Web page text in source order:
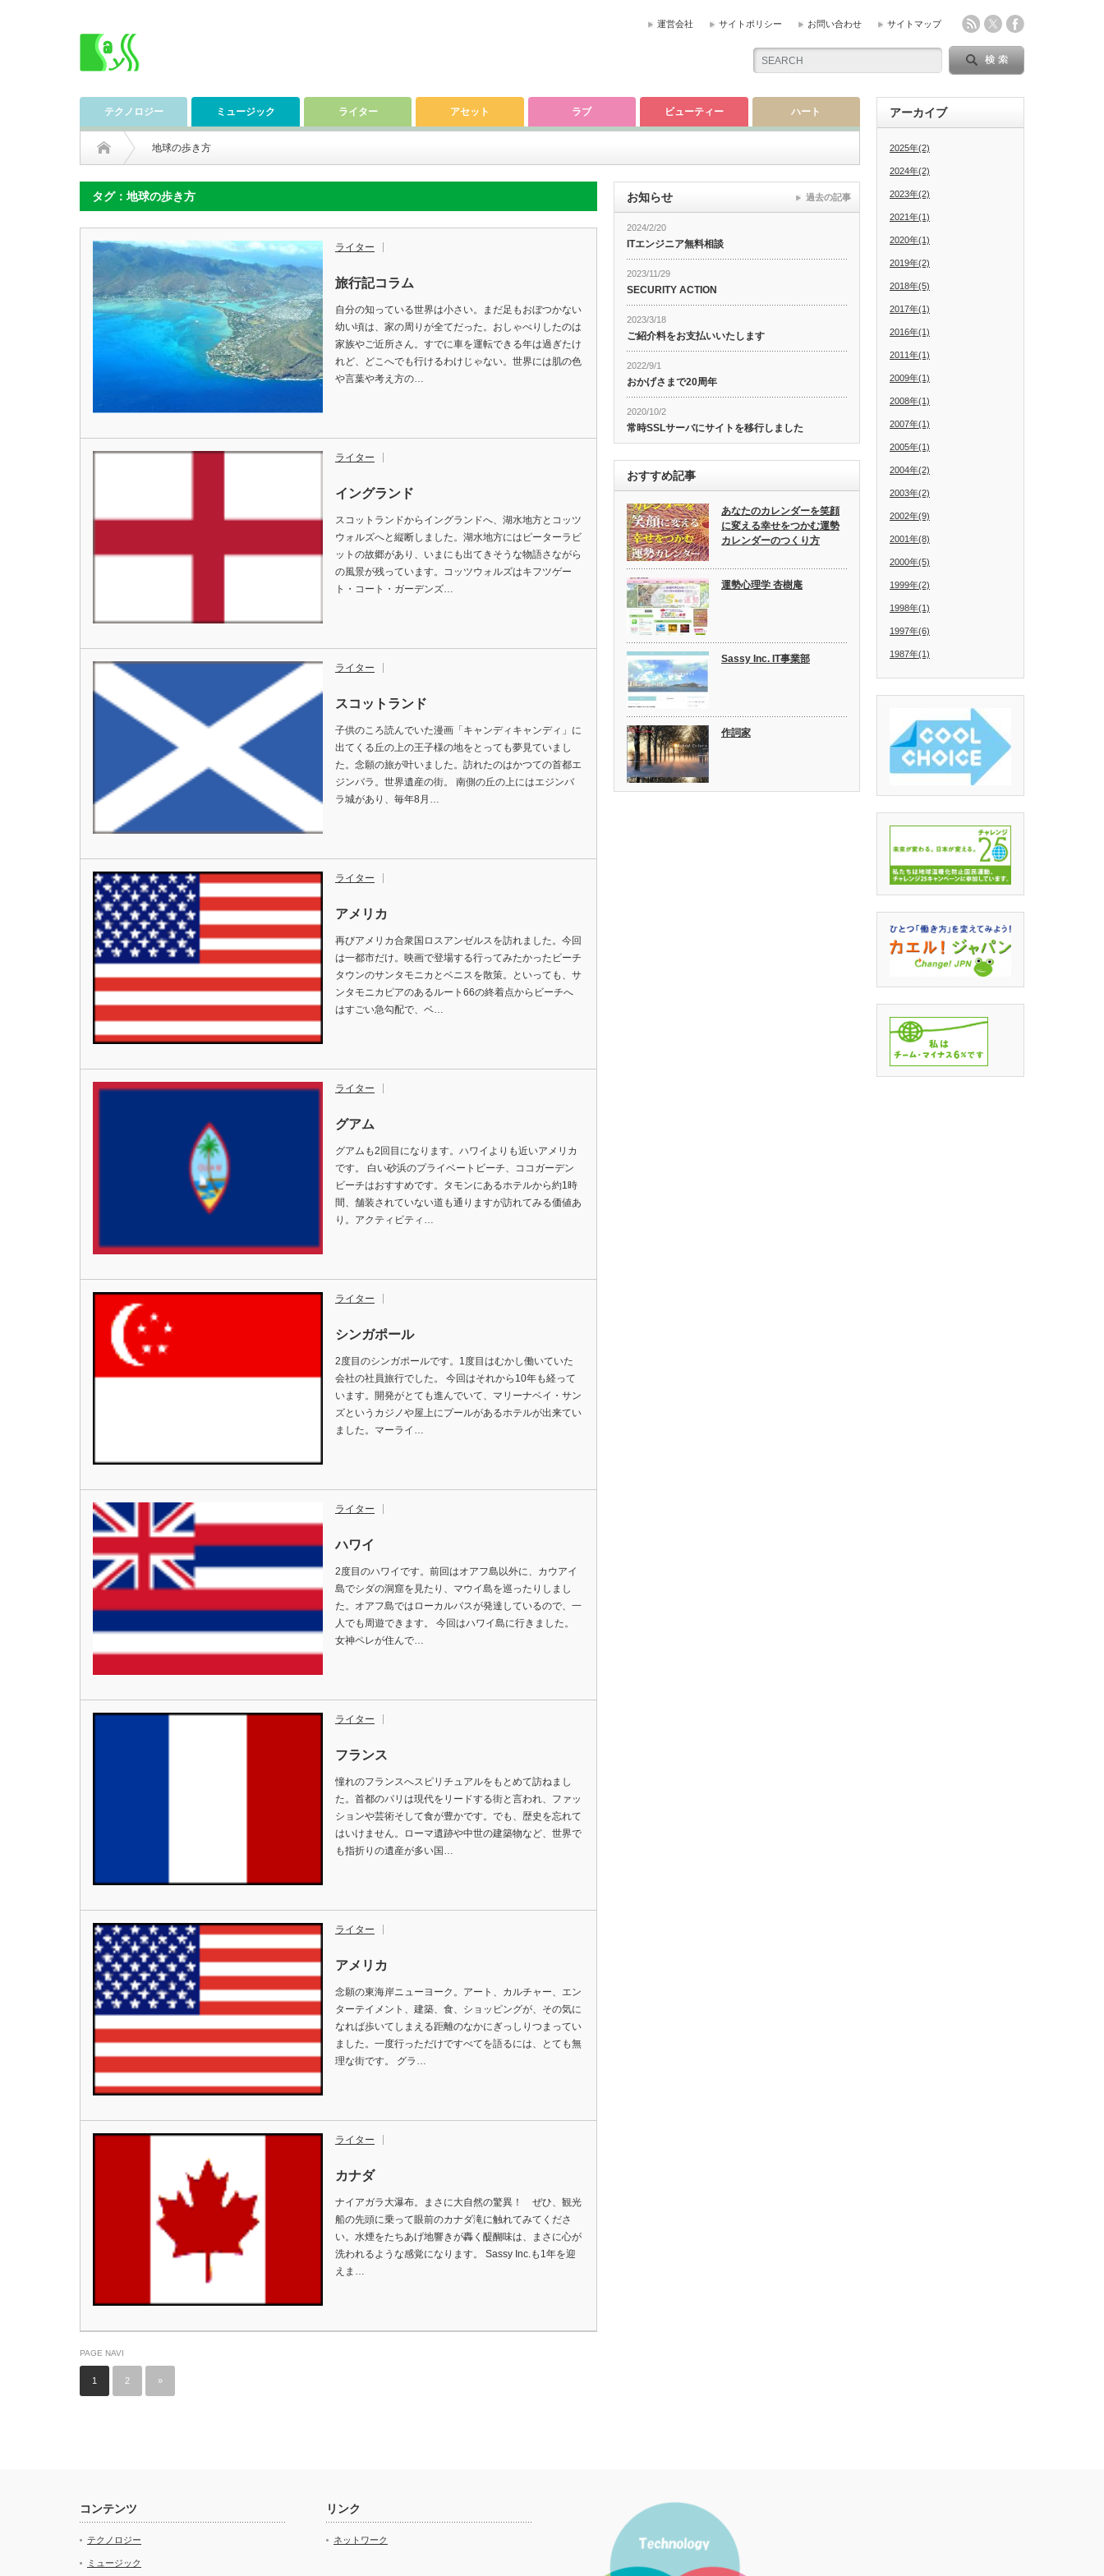
運営会社 サイトポリシー お問い合わせ サイトマップ
テクノロジー ミュージック ライター アセット ラブ ビューティー ハート
地球の歩き方
タグ：地球の歩き方
ライター
旅行記コラム
自分の知っている世界は小さい。まだ足もおぼつかない
幼い頃は、家の周りが全てだった。おしゃべりしたのは
家族やご近所さん。すでに車を運転できる年は過ぎたけ
れど、どこへでも行けるわけじゃない。世界には肌の色
や言葉や考え方の…
ライター
イングランド
スコットランドからイングランドへ、湖水地方とコッツ
ウォルズへと縦断しました。湖水地方にはピーターラビ
ットの故郷があり、いまにも出てきそうな物語さながら
の風景が残っています。コッツウォルズはキフツゲー
ト・コート・ガーデンズ…
ライター
スコットランド
子供のころ読んでいた漫画「キャンディキャンディ」に
出てくる丘の上の王子様の地をとっても夢見ていまし
た。念願の旅が叶いました。訪れたのはかつての首都エ
ジンバラ。世界遺産の街。 南側の丘の上にはエジンバ
ラ城があり、毎年8月…
ライター
アメリカ
再びアメリカ合衆国ロスアンゼルスを訪れました。今回
は一都市だけ。映画で登場する行ってみたかったビーチ
タウンのサンタモニカとベニスを散策。といっても、サ
ンタモニカピアのあるルート66の終着点からビーチへ
はすごい急勾配で、ベ…
ライター
グアム
グアムも2回目になります。ハワイよりも近いアメリカ
です。 白い砂浜のプライベートビーチ、ココガーデン
ビーチはおすすめです。タモンにあるホテルから約1時
間、舗装されていない道も通りますが訪れてみる価値あ
り。アクティビティ…
ライター
シンガポール
2度目のシンガポールです。1度目はむかし働いていた
会社の社員旅行でした。 今回はそれから10年も経って
います。開発がとても進んでいて、マリーナベイ・サン
ズというカジノや屋上にプールがあるホテルが出来てい
ました。マーライ…
ライター
ハワイ
2度目のハワイです。前回はオアフ島以外に、カウアイ
島でシダの洞窟を見たり、マウイ島を巡ったりしまし
た。オアフ島ではローカルバスが発達しているので、一
人でも周遊できます。 今回はハワイ島に行きました。
女神ペレが住んで…
ライター
フランス
憧れのフランスへスピリチュアルをもとめて訪ねまし
た。首都のパリは現代をリードする街と言われ、ファッ
ションや芸術そして食が豊かです。でも、歴史を忘れて
はいけません。ローマ遺跡や中世の建築物など、世界で
も指折りの遺産が多い国…
ライター
アメリカ
念願の東海岸ニューヨーク。アート、カルチャー、エン
ターテイメント、建築、食、ショッピングが、その気に
なれば歩いてしまえる距離のなかにぎっしりつまってい
ました。一度行っただけですべてを語るには、とても無
理な街です。 グラ…
ライター
カナダ
ナイアガラ大瀑布。まさに大自然の驚異！ ぜひ、観光
船の先頭に乗って眼前のカナダ滝に触れてみてくださ
い。水煙をたちあげ地響きが轟く醍醐味は、まさに心が
洗われるような感覚になります。 Sassy Inc.も1年を迎
えま…
PAGE NAVI
1 2 »
お知らせ
2024/2/20
ITエンジニア無料相談
2023/11/29
SECURITY ACTION
2023/3/18
ご紹介料をお支払いいたします
2022/9/1
おかげさまで20周年
2020/10/2
常時SSLサーバにサイトを移行しました
過去の記事
おすすめ記事
あなたのカレンダーを笑顔
に変える幸せをつかむ運勢
カレンダーのつくり方
運勢心理学 杏樹庵
Sassy Inc. IT事業部
作詞家
アーカイブ
2025年(2)
2024年(2)
2023年(2)
2021年(1)
2020年(1)
2019年(2)
2018年(5)
2017年(1)
2016年(1)
2011年(1)
2009年(1)
2008年(1)
2007年(1)
2005年(1)
2004年(2)
2003年(2)
2002年(9)
2001年(8)
2000年(5)
1999年(2)
1998年(1)
1997年(6)
1987年(1)
コンテンツ
テクノロジー
ミュージック
リンク
ネットワーク